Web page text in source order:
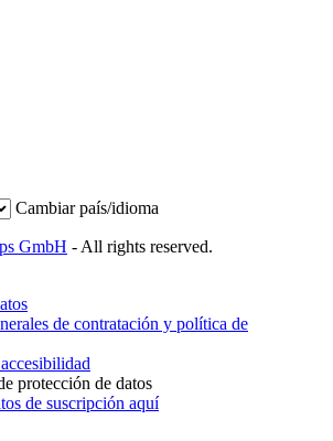
Cambiar país/idioma
GmbH - All rights reserved.
de contratación y política de
protección de datos
de suscripción aquí